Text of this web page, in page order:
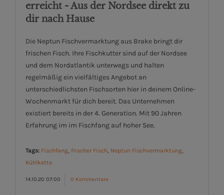
erreicht - Aus der Nordsee direkt zu
dir nach Hause
Die Neptun Fischvermarktung aus Brake bringt dir
frischen Fisch. Ihre Fischkutter sind auf der Nordsee
und dem Nordatlantik unterwegs und halten
regelmäßig ein vielfältiges Angebot an
unterschiedlichsten Fischsorten hier in deinem Online-
Wochenmarkt für dich bereit. Das Unternehmen
existiert bereits in der 4. Generation. Mit 90 Jahren
Erfahrung im im Fischfang auf hoher See.
Tags: Fischfang, frischer Fisch, Neptun Fischvermarktung,
Kühlkette
14.10.20 07:00 0 Kommentare